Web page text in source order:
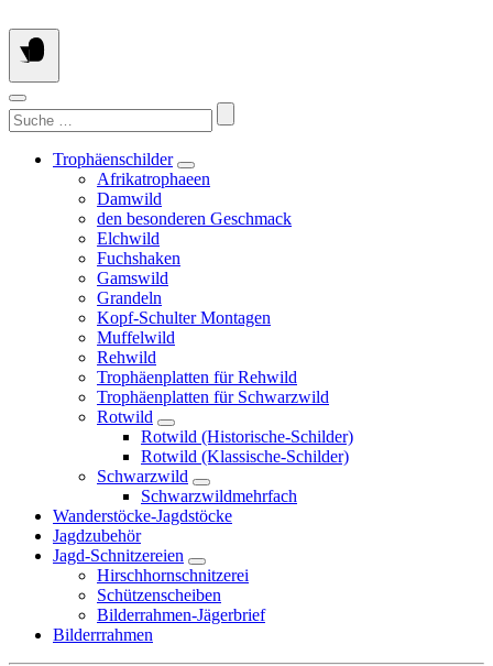
Springe
zum
Inhalt
Suchen
nach:
Trophäenschilder
Afrikatrophaeen
Damwild
den besonderen Geschmack
Elchwild
Fuchshaken
Gamswild
Grandeln
Kopf-Schulter Montagen
Muffelwild
Rehwild
Trophäenplatten für Rehwild
Trophäenplatten für Schwarzwild
Rotwild
Rotwild (Historische-Schilder)
Rotwild (Klassische-Schilder)
Schwarzwild
Schwarzwildmehrfach
Wanderstöcke-Jagdstöcke
Jagdzubehör
Jagd-Schnitzereien
Hirschhornschnitzerei
Schützenscheiben
Bilderrahmen-Jägerbrief
Bilderrrahmen